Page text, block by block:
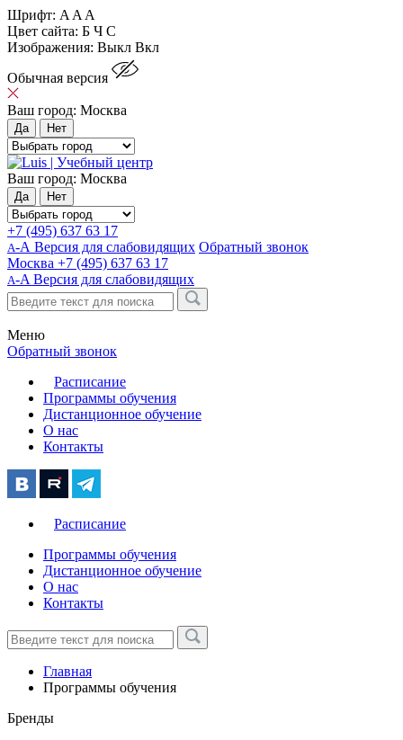
Шрифт: A A A
Цвет сайта: Б Ч С
Изображения: Выкл Вкл
Обычная версия
Ваш город: Москва
Да Нет
Ваш город: Москва
Да Нет
+7 (495) 637 63 17
А-А Версия для слабовидящих Обратный звонок
Москва +7 (495) 637 63 17
A-A Версия для слабовидящих
Меню
Обратный звонок
Расписание
Программы обучения
Дистанционное обучение
О нас
Контакты
Расписание
Программы обучения
Дистанционное обучение
О нас
Контакты
Главная
Программы обучения
Бренды